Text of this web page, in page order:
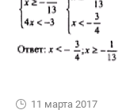
11 марта 2017